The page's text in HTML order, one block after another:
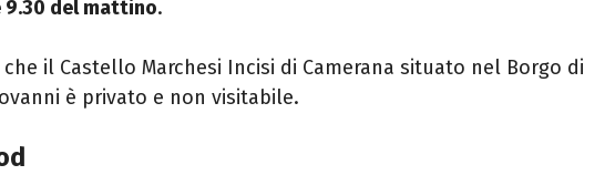
9.30 del mattino.
che il Castello Marchesi Incisi di Camerana situato nel Borgo di
è privato e non visitabile.